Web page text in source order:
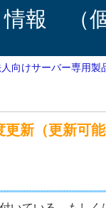
報 （個
向けサーバー専用製
更新（更新可